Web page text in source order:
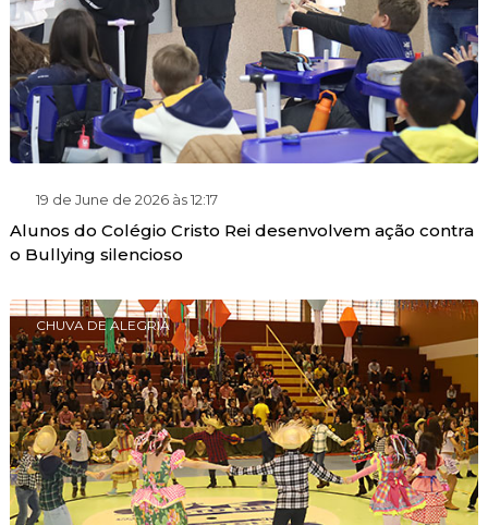
19 de June de 2026 às 12:17
Alunos do Colégio Cristo Rei desenvolvem ação contra
o Bullying silencioso
CHUVA DE ALEGRIA